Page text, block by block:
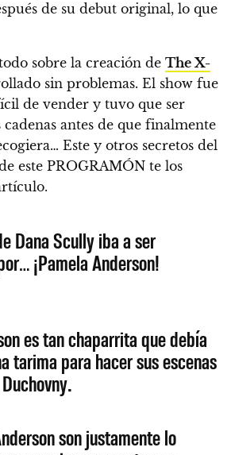
de su debut original, lo que
sobre la creación de The X-
sin problemas. El show fue
de vender y tuvo que ser
antes de que finalmente
Este y otros secretos del
este PROGRAMÓN te los
Dana Scully iba a ser
¡Pamela Anderson!
es tan chaparrita que debía
tarima para hacer sus escenas
son justamente lo